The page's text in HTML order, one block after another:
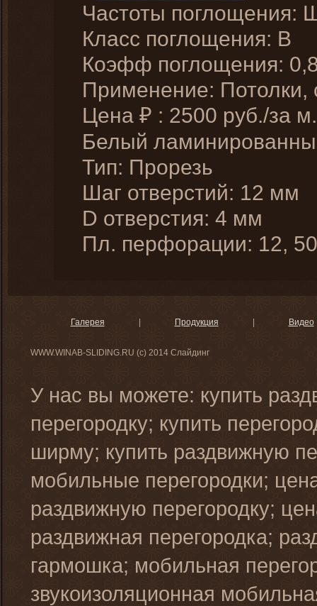
Частоты поглощения:
Класс поглощения: B
Коэфф поглощения:
Применение: Потолки,
Цена ₽ : 2500 руб./за
Белый
Тип: Прорезь
Шаг отверстий: 12 мм
D отверстия: 4 мм
Пл. перфорации: 12,
Галерея Продукция Видео
WWW.WINAB-SLIDING.RU (c) 2014 Слайдинг
У нас вы можете: купить
перегородку; купить
ширму; купить раздвижную
мобильные перегородки;
раздвижную перегородку;
раздвижная перегородка;
гармошка; мобильная
звукоизоляционная